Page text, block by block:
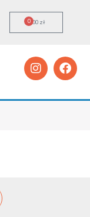
0,00zł
0